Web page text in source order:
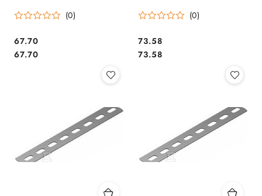
(0)
Cena:
67.70
Cena:
67.70
(0)
Cena:
73.58
Cena:
73.58